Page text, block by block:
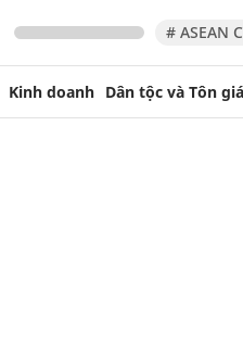
# ASEAN
Kinh doanh Dân tộc và Tôn